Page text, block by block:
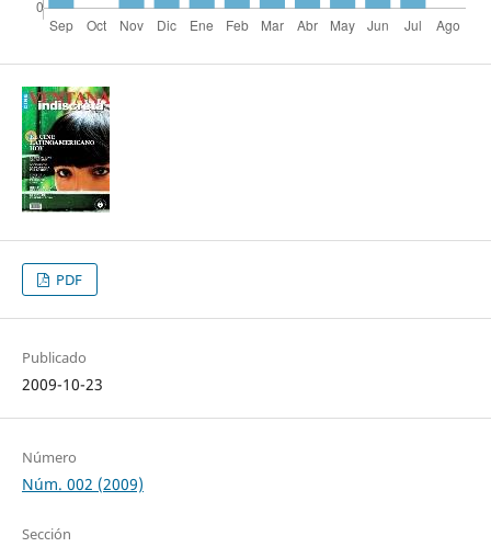
PDF
Publicado
2009-10-23
Número
Núm. 002 (2009)
Sección